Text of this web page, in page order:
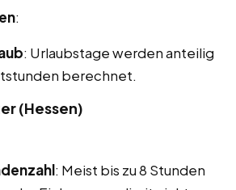
:
: Urlaubstage werden anteilig
berechnet.
(Hessen)
: Meist bis zu 8 Stunden